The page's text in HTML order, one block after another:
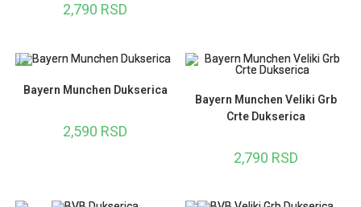
2,790 RSD
Bayern Munchen Dukserica
2,590 RSD
Bayern Munchen Veliki Grb
Crte Dukserica
2,790 RSD